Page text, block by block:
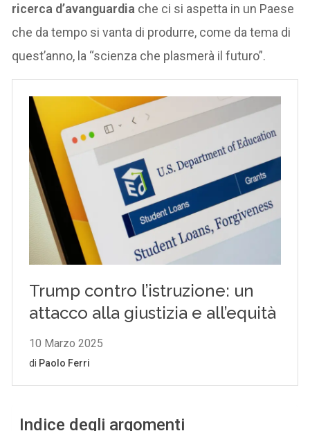
ricerca d’avanguardia che ci si aspetta in un Paese
che da tempo si vanta di produrre, come da tema di
quest’anno, la “scienza che plasmerà il futuro”.
Indice degli argomenti